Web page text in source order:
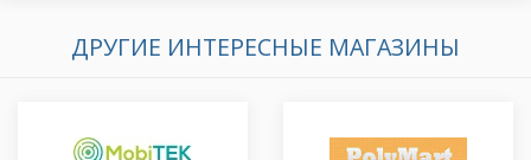
ДРУГИЕ ИНТЕРЕСНЫЕ МАГАЗИНЫ